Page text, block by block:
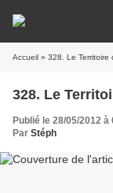
Accueil » 328. Le Territoire
328. Le
Publié le 28/05/2012 à
Par Stéph